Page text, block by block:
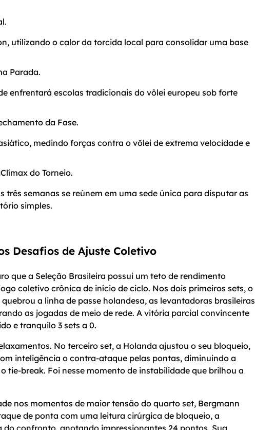
utilizando o calor da torcida local para consolidar uma base
Parada.
enfrentará escolas tradicionais do vôlei europeu sob forte
da Fase.
medindo forças contra o vôlei de extrema velocidade e
Clímax do Torneio.
semanas se reúnem em uma sede única para disputar as
simples.
Desafios de Ajuste Coletivo
que a Seleção Brasileira possui um teto de rendimento
coletivo crônica de início de ciclo. Nos dois primeiros sets, o
a linha de passe holandesa, as levantadoras brasileiras
as jogadas de meio de rede. A vitória parcial convincente
e tranquilo 3 sets a 0.
No terceiro set, a Holanda ajustou o seu bloqueio,
inteligência o contra-ataque pelas pontas, diminuindo a
break. Foi nesse momento de instabilidade que brilhou a
nos momentos de maior tensão do quarto set, Bergmann
de ponta com uma leitura cirúrgica de bloqueio, a